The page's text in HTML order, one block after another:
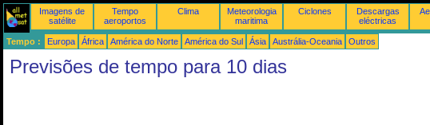
Imagens de
satélite
Tempo
aeroportos
Clima
Meteorologia
maritima
Ciclones
Descargas
eléctricas
Tempo : Europa África América do Norte América do Sul Ásia Austrália-Oceania Outros
Previsões de tempo para 10 dias